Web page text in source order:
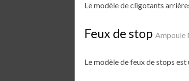
Le modèle de cligotants
Feux de stop Ampoule
Le modèle de feux de stops est